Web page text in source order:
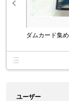
ユーザー